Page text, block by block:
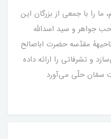
را با جمعی از بزرگان این
جواهر و سید اسدالله
مقدّسه حضرت اباصالح
و تشرفاتی را ارائه داده
سمّان حلّی می‌آورد